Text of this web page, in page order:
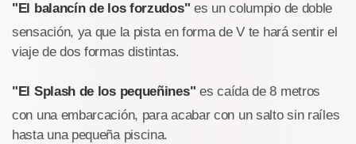
"El balancín de los forzudos" es un columpio de doble
sensación, ya que la pista en forma de V te hará sentir el
viaje de dos formas distintas.
"El Splash de los pequeñines" es caída de 8 metros
con una embarcación, para acabar con un salto sin raíles
hasta una pequeña piscina.